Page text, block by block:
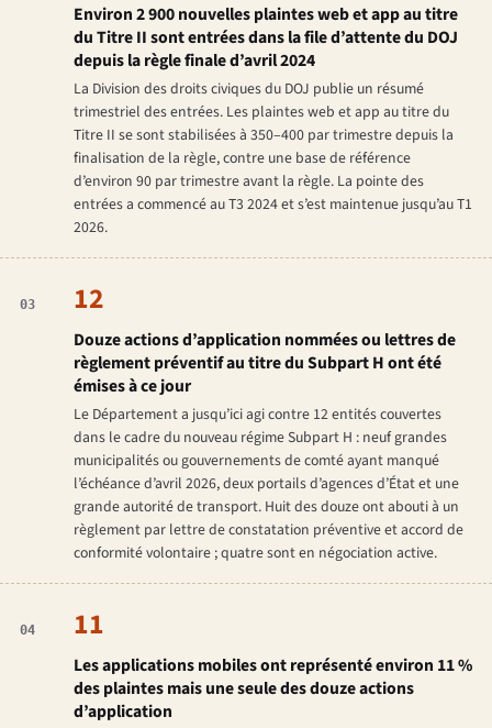
Environ 2 900 nouvelles plaintes web et app au titre
du Titre II sont entrées dans la file d’attente du DOJ
depuis la règle finale d’avril 2024
La Division des droits civiques du DOJ publie un résumé
trimestriel des entrées. Les plaintes web et app au titre du
Titre II se sont stabilisées à 350–400 par trimestre depuis la
finalisation de la règle, contre une base de référence
d’environ 90 par trimestre avant la règle. La pointe des
entrées a commencé au T3 2024 et s’est maintenue jusqu’au T1
2026.
03 12
Douze actions d’application nommées ou lettres de
règlement préventif au titre du Subpart H ont été
émises à ce jour
Le Département a jusqu’ici agi contre 12 entités couvertes
dans le cadre du nouveau régime Subpart H : neuf grandes
municipalités ou gouvernements de comté ayant manqué
l’échéance d’avril 2026, deux portails d’agences d’État et une
grande autorité de transport. Huit des douze ont abouti à un
règlement par lettre de constatation préventive et accord de
conformité volontaire ; quatre sont en négociation active.
04 11
Les applications mobiles ont représenté environ 11 %
des plaintes mais une seule des douze actions
d’application